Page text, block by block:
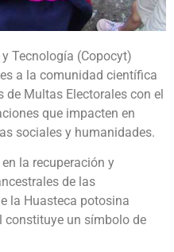
Tecnología (Copocyt)
a la comunidad científica
de Multas Electorales con el
que impacten en
sociales y humanidades.
la recuperación y
de las
la Huasteca potosina
un símbolo de